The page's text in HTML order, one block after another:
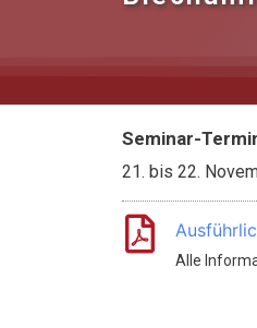
Seminar-
21. bis 22.
Alle